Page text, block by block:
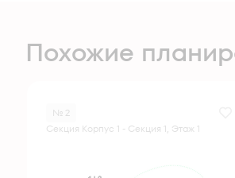
Похожие
№ 2
Секция Корпус 1 - Секция 1, Этаж 1